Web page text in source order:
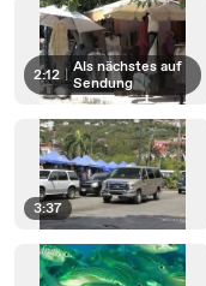
2:12
Als nächstes auf
Sendung
3:37